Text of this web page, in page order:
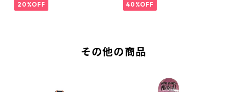
20%OFF 40%OFF
その他の商品